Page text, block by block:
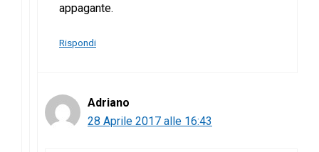
appagante.
Rispondi
Adriano
28 Aprile 2017 alle 16:43